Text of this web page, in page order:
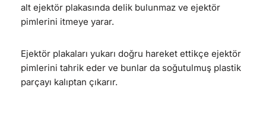
alt ejektör plakasında delik bulunmaz ve ejektör
pimlerini itmeye yarar.
Ejektör plakaları yukarı doğru hareket ettikçe ejektör
pimlerini tahrik eder ve bunlar da soğutulmuş plastik
parçayı kalıptan çıkarır.